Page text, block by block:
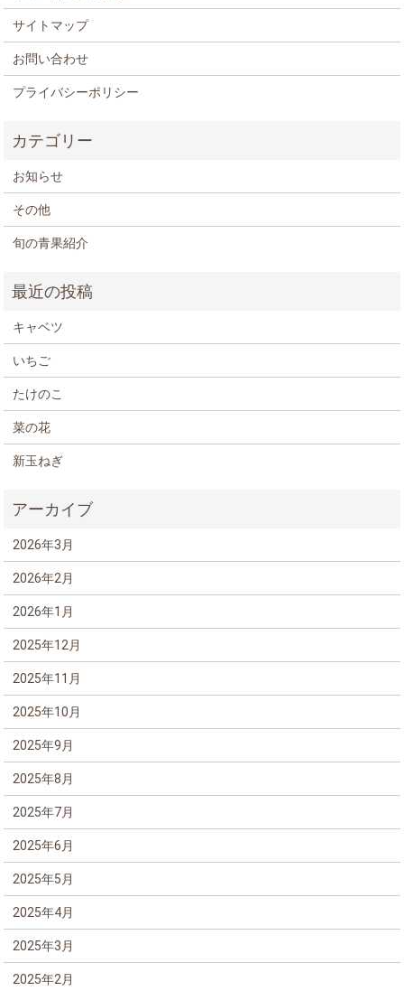
サイトマップ
お問い合わせ
プライバシーポリシー
お知らせ
その他
旬の青果紹介
キャベツ
いちご
たけのこ
菜の花
新玉ねぎ
2026年3月
2026年2月
2026年1月
2025年12月
2025年11月
2025年10月
2025年9月
2025年8月
2025年7月
2025年6月
2025年5月
2025年4月
2025年3月
2025年2月